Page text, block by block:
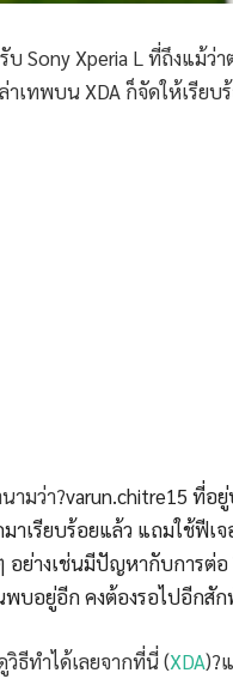
Sony Xperia L ที่ถึงแม้ว่
เทพบน XDA ก็จัดให้เรียบ
ามว่า?varun.chitre15 ที่อ
าเรียบร้อยแล้ว แถมใช้ฟี
ย่างเช่นมีปัญหากับการต่
บอยู่อีก คงต้องรอไปอีกสั
ธีทำได้เลยจากที่นี่ (XDA)?